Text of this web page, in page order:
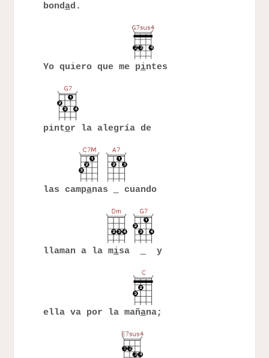
bondad.
Yo quiero que me pintes
pintor la alegría de
las campanas cuando
llaman a la misa y
ella va por la mañana;